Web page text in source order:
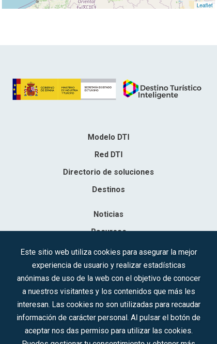
Leaflet
Modelo DTI
Red DTI
Directorio de soluciones
Destinos
Noticias
Recursos
Contacto
Sociedad Mercantil Estatal para la Gestión de la Innovación y las
Inscrita en el R.M. de Madrid, T, 12593, Se. 8, F. 129, H. 201.307.
C.I.F.: A-81/874.984
Síguenos en redes sociales:
Este sitio web utiliza cookies para asegurar la mejor
experiencia de usuario y realizar estadísticas
anónimas de uso de la web con el objetivo de conocer
a nuestros visitantes y los contenidos que más les
interesan. Las cookies no son utilizadas para recaudar
información de carácter personal. Al pulsar el botón de
aceptar nos das permiso para utilizar las cookies.